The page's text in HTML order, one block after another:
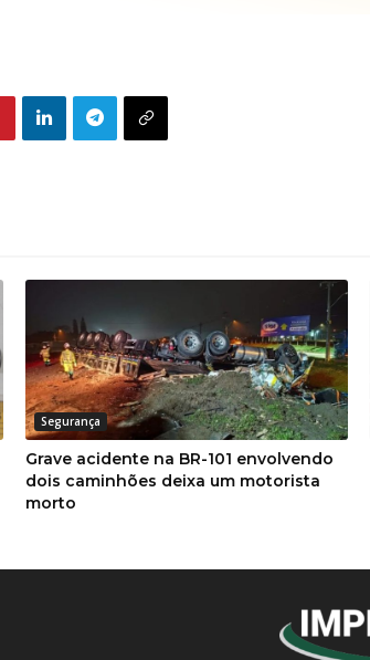
Segurança
Grave acidente na BR-101 envolvendo
dois caminhões deixa um motorista
morto